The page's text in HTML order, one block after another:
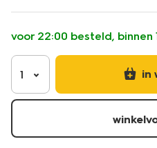
stuks-
voor 22:00 besteld, binnen
1 in